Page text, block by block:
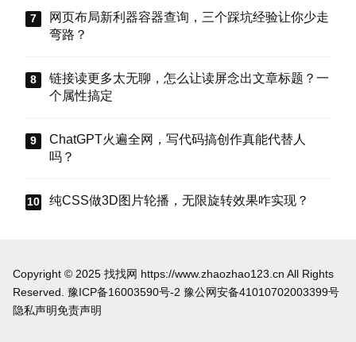
车”。
网页布局新利器容器查询，三个踩坑经验让你少走
弯路？
链接读更多太无聊，怎么让读屏念出文章标题？一
个属性搞定
ChatGPT火遍全网，写代码搞创作真能代替人
吗？
纯CSS做3D图片轮播，无限旋转效果咋实现？
Copyright © 2025 找找网 https://www.zhaozhao123.cn All Rights
Reserved. 豫ICP备16003590号-2 豫公网安备41010702003399号
隐私声明免责声明